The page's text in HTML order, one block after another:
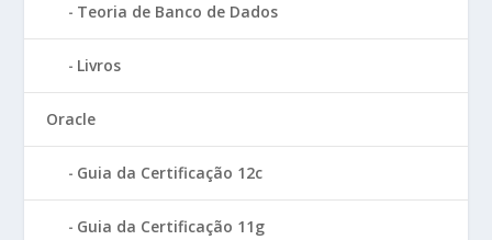
Teoria de Banco de Dados
Livros
Oracle
Guia da Certificação 12c
Guia da Certificação 11g